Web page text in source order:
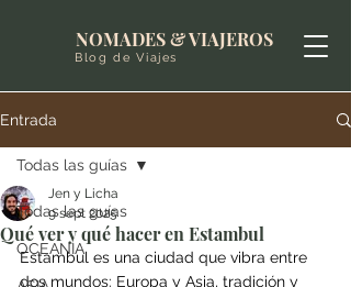
NOMADES & VIAJEROS
Blog de Viajes
Entrada
Todas las guías
OCEANIA
Todas las guías
Qué ver y qué hacer en Estambul
Jen y Licha
9 sept 2025
Estambul es una ciudad que vibra entre
dos mundos: Europa y Asia, tradición y